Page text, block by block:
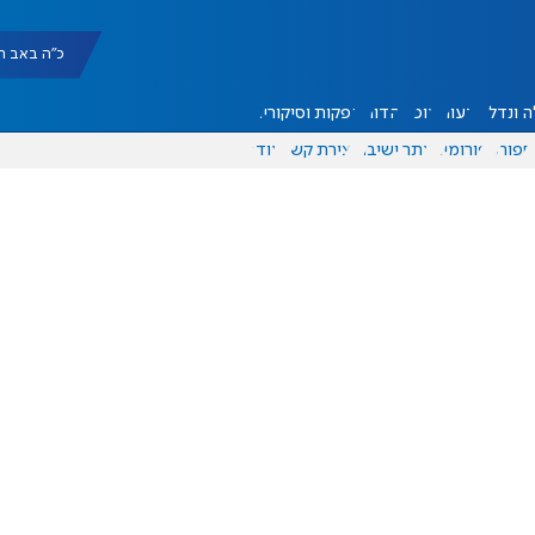
כ"ה באב תשפ"ו
ונדל"ן דעות אוכל יהדות הפקות וסיקורים
ספורט פורומים אתר ישיבה יצירת קשר עוד